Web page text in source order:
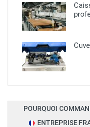
POURQUOI
ENTREPRISE